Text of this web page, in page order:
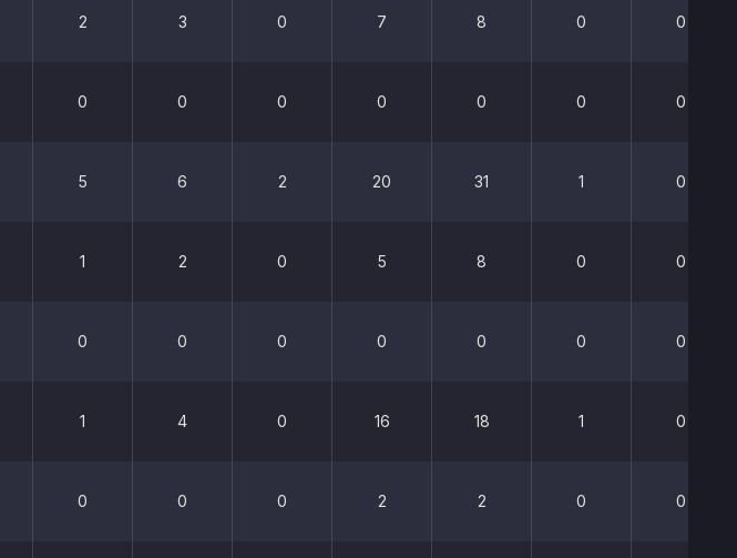
2 3 0 7 8 0 0
0 0 0 0 0 0 0
5 6 2 20 31 1 0
1 2 0 5 8 0 0
0 0 0 0 0 0 0
1 4 0 16 18 1 0
0 0 0 2 2 0 0